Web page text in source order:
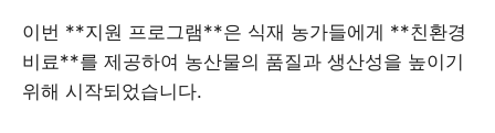
이번 **지원 프로그램**은 식재 농가들에게 **친환경
비료**를 제공하여 농산물의 품질과 생산성을 높이기
위해 시작되었습니다.